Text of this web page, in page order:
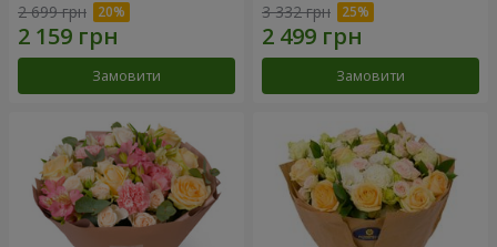
2 699 грн
Замовити
3 332 грн
Замовити